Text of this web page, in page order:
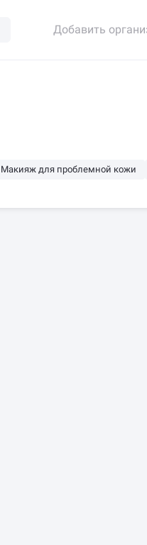
Добавить
Макияж для проблемной кожи